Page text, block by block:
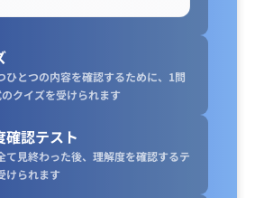
ひとつの内容を確認するために、1問
クイズを受けられます
確認テスト
て見終わった後、理解度を確認するテ
けられます